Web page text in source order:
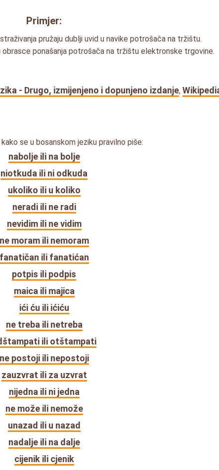
Primjer:
pružaju dublji uvid u navike potrošača na tržištu.
obrasce ponašanja potrošača na tržištu elektronske trgovine.
- Drugo, izmijenjeno i dopunjeno izdanje,
se u bosanskom jeziku pravilno piše:
nabolje ili na bolje
niotkuda ili ni odkuda
ukoliko ili u koliko
neradi ili ne radi
nevidim ili ne vidim
ne moram ili nemoram
fanatičan ili fanatićan
potpis ili podpis
maica ili majica
ići ću ili ićiću
ne treba ili netreba
ili otštampati
ne postoji ili nepostoji
zauzvrat ili za uzvrat
nijedna ili ni jedna
ne može ili nemože
unazad ili u nazad
nadalje ili na dalje
cijenik ili cjenik